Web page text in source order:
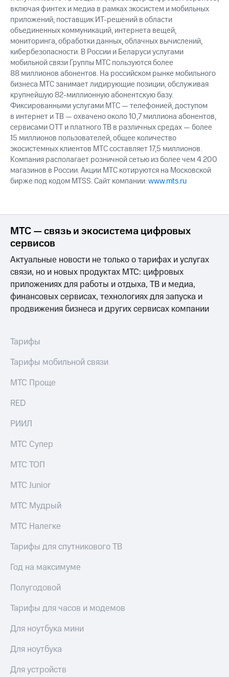
включая финтех и медиа в рамках экосистем и мобильных
приложений; поставщик ИТ-решений в области
объединенных коммуникаций, интернета вещей,
мониторинга, обработки данных, облачных вычислений,
кибербезопасности. В России и Беларуси услугами
мобильной связи Группы МТС пользуются более
88 миллионов абонентов. На российском рынке мобильного
бизнеса МТС занимает лидирующие позиции, обслуживая
крупнейшую 82-миллионную абонентскую базу.
Фиксированными услугами МТС — телефонией, доступом
в интернет и ТВ — охвачено около 10,7 миллиона абонентов,
сервисами OTT и платного ТВ в различных средах — более
15 миллионов пользователей, общее количество
экосистемных клиентов МТС составляет 17,5 миллионов.
Компания располагает розничной сетью из более чем 4 200
магазинов в России. Акции МТС котируются на Московской
бирже под кодом MTSS. Сайт компании:www.mts.ru
МТС — связь и экосистема цифровых
сервисов
Актуальные новости не только о тарифах и услугах
связи, но и новых продуктах МТС: цифровых
приложениях для работы и отдыха, ТВ и медиа,
финансовых сервисах, технологиях для запуска и
продвижения бизнеса и других сервисах компании
Тарифы
Тарифы мобильной связи
МТС Проще
RED
РИИЛ
МТС Супер
МТС ТОП
МТС Junior
МТС Мудрый
МТС Налегке
Тарифы для спутникового ТВ
Год на максимуме
Полугодовой
Тарифы для часов и модемов
Для ноутбука мини
Для ноутбука
Для устройств